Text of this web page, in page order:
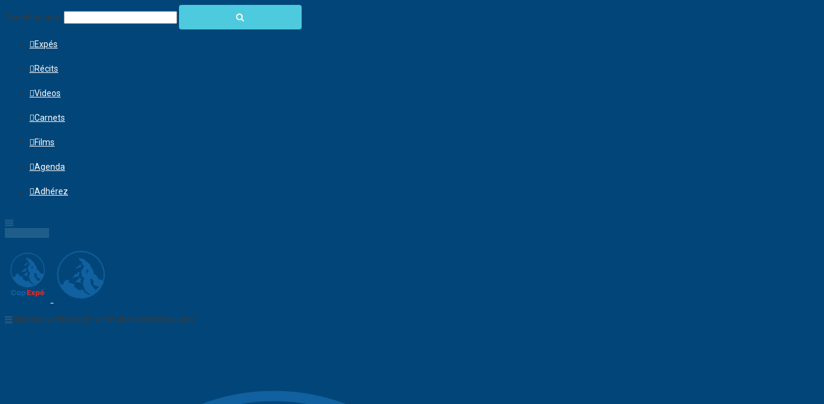
Chercher pour:
Expés
Récits
Videos
Carnets
Films
Agenda
Adhérez
Collaborative Network for Wilderness Enthusiasts